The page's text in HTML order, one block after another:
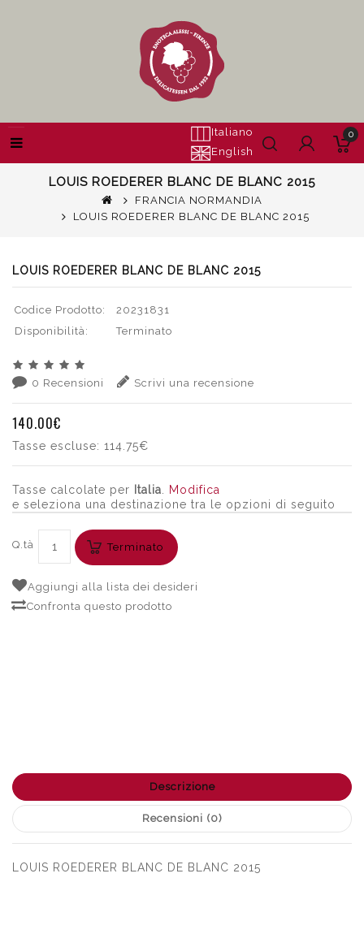
Italiano
English
0
LOUIS ROEDERER BLANC DE BLANC 2015
FRANCIA NORMANDIA
LOUIS ROEDERER BLANC DE BLANC 2015
LOUIS ROEDERER BLANC DE BLANC 2015
Codice Prodotto:
20231831
Disponibilità:
Terminato
0 Recensioni Scrivi una recensione
140.00€
Tasse escluse: 114.75€
Tasse calcolate per Italia
Modifica
e seleziona una destinazione tra le opzioni di seguito
Q.tà Terminato
Aggiungi alla lista dei desideri
Confronta questo prodotto
Descrizione
Recensioni (0)
LOUIS ROEDERER BLANC DE BLANC 2015